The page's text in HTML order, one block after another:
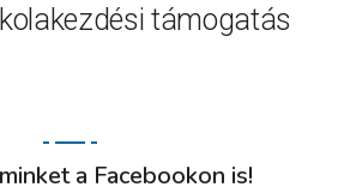
támogatás
a Facebookon is!